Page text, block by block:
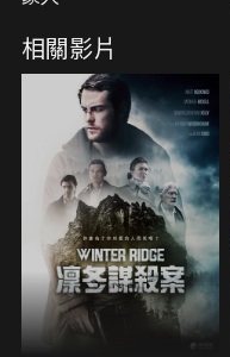
相關影片